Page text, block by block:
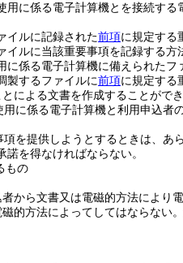
に係る電子計算機とを接続す
イルに記録された前項に規定する
イルに当該重要事項を記録する方
係る電子計算機に備えられたフ
製するファイルに前項に規定する
による文書を作成することがで
に係る電子計算機と利用申込者
項を提供しようとするときは、あ
を得なければならない。
もの
から文書又は電磁的方法により
的方法によってしてはならない。